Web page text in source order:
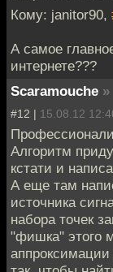
Кому: janitor90,
А самое
интернете???
Scaramouche »
#12 | 15.08.12
Алгоритм
кстати и
А еще там
источника
набора точек
"фишка" этого
аппроксимации